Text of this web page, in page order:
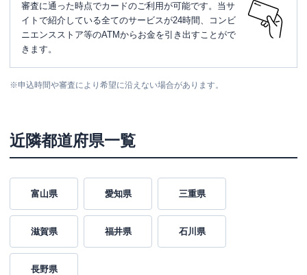
審査に通った時点でカードのご利用が可能です。当サ
イトで紹介している全てのサービスが24時間、コンビ
ニエンスストア等のATMからお金を引き出すことがで
きます。
※申込時間や審査により希望に沿えない場合があります。
近隣都道府県一覧
富山県 愛知県 三重県
滋賀県 福井県 石川県
長野県